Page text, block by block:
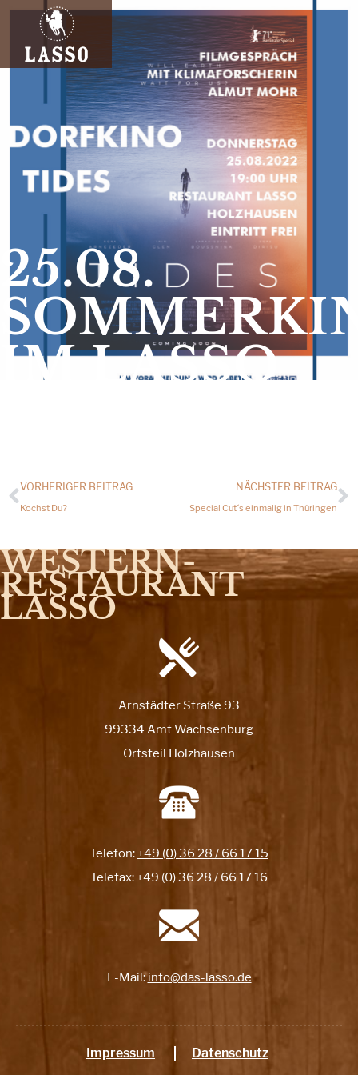
25.08.
IM LASSO
VORHERIGER BEITRAG
Kochst Du?
NÄCHSTER BEITRAG
Special Cut´s einmalig in Thüringen
WESTERN­
RESTAURANT
LASSO
Arnstädter Straße 93
99334 Amt Wachsenburg
Ortsteil Holzhausen
Telefon: +49 (0) 36 28 / 66 17 15
Telefax: +49 (0) 36 28 / 66 17 16
E-Mail:info@das-lasso.de
Impressum Datenschutz